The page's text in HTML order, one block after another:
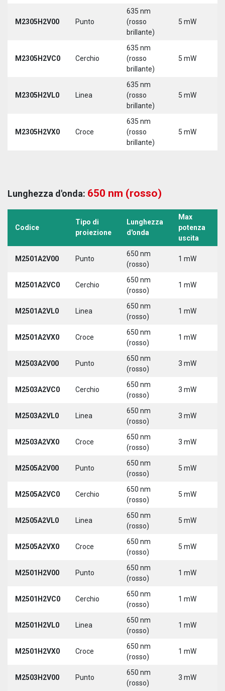
M2305H2V00 Punto
635 nm
(rosso
brillante)
5 mW
M2305H2VC0 Cerchio
635 nm
(rosso
brillante)
5 mW
M2305H2VL0 Linea
635 nm
(rosso
brillante)
5 mW
M2305H2VX0 Croce
635 nm
(rosso
brillante)
5 mW
Lunghezza d'onda: 650 nm (rosso)
Codice
Tipo di
proiezione
Lunghezza
d'onda
Max
potenza
uscita
M2501A2V00 Punto
650 nm
(rosso)
1 mW
M2501A2VC0 Cerchio
650 nm
(rosso)
1 mW
M2501A2VL0 Linea
650 nm
(rosso)
1 mW
M2501A2VX0 Croce
650 nm
(rosso)
1 mW
M2503A2V00 Punto
650 nm
(rosso)
3 mW
M2503A2VC0 Cerchio
650 nm
(rosso)
3 mW
M2503A2VL0 Linea
650 nm
(rosso)
3 mW
M2503A2VX0 Croce
650 nm
(rosso)
3 mW
M2505A2V00 Punto
650 nm
(rosso)
5 mW
M2505A2VC0 Cerchio
650 nm
(rosso)
5 mW
M2505A2VL0 Linea
650 nm
(rosso)
5 mW
M2505A2VX0 Croce
650 nm
(rosso)
5 mW
M2501H2V00 Punto
650 nm
(rosso)
1 mW
M2501H2VC0 Cerchio
650 nm
(rosso)
1 mW
M2501H2VL0 Linea
650 nm
(rosso)
1 mW
M2501H2VX0 Croce
650 nm
(rosso)
1 mW
M2503H2V00 Punto
650 nm
(rosso)
3 mW